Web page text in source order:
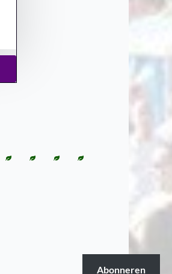
Abonneren